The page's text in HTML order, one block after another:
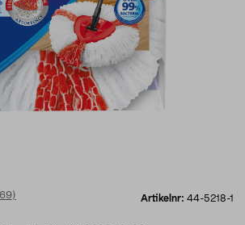
Artikelnr: 44-5218-1
)